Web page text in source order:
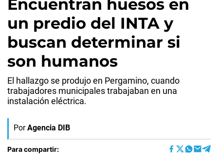
Encuentran huesos en
un predio del INTA y
buscan determinar si
son humanos
El hallazgo se produjo en Pergamino, cuando
trabajadores municipales trabajaban en una
instalación eléctrica.
Por Agencia DIB
Para compartir: